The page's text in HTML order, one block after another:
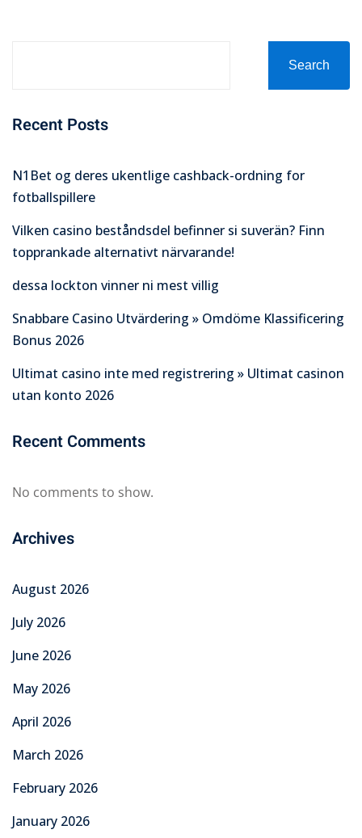
Search
Recent Posts
N1Bet og deres ukentlige cashback-ordning for
fotballspillere
Vilken casino beståndsdel befinner si suverän? Finn
topprankade alternativt närvarande!
dessa lockton vinner ni mest villig
Snabbare Casino Utvärdering » Omdöme Klassificering
Bonus 2026
Ultimat casino inte med registrering » Ultimat casinon
utan konto 2026
Recent Comments
No comments to show.
Archives
August 2026
July 2026
June 2026
May 2026
April 2026
March 2026
February 2026
January 2026